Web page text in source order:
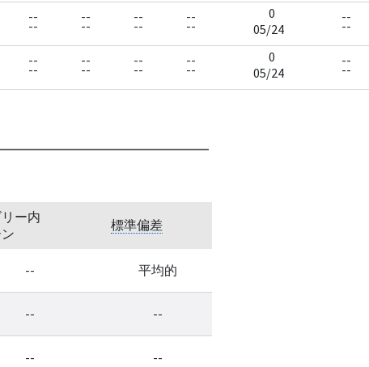
--
--
--
--
--
--
--
--
0
05/24
--
--
--
--
--
--
--
--
--
--
0
05/24
--
--
ー内
標準偏差
-- 平均的
-- --
-- --